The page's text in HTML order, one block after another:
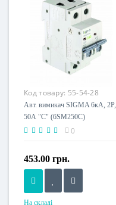
Код товару: 55-54-28
Авт. вимикач SIGMA 6кА, 2Р,
50А "С" (6SM250C)
0
453.00 грн.
На складі